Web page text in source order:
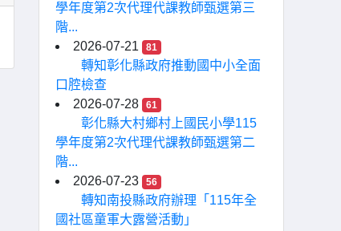
學年度第2次代理代課教師甄選第三
階...
2026-07-21
81
轉知彰化縣政府推動國中小全面
口腔檢查
2026-07-28
61
彰化縣大村鄉村上國民小學115
學年度第2次代理代課教師甄選第二
階...
2026-07-23
56
轉知南投縣政府辦理「115年全
國社區童軍大露營活動」